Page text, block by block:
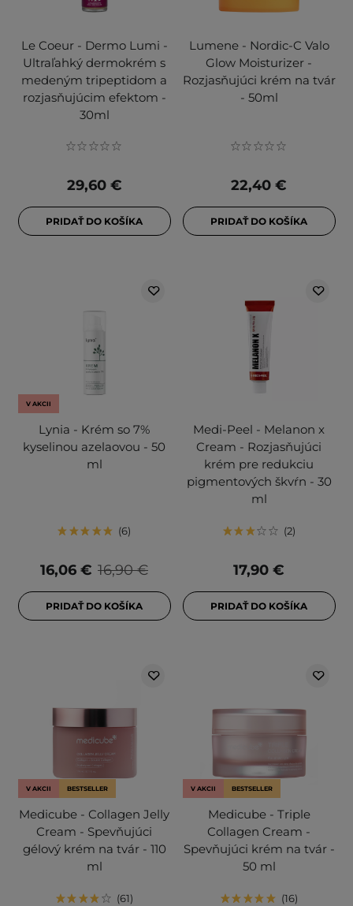
Le Coeur - Dermo Lumi -
Ultraľahký dermokrém s
medeným tripeptidom a
rozjasňujúcim efektom -
30ml
29,60 €
PRIDAŤ DO KOŠÍKA
Lumene - Nordic-C Valo
Glow Moisturizer -
Rozjasňujúci krém na tvár
- 50ml
22,40 €
PRIDAŤ DO KOŠÍKA
V AKCII
Lynia - Krém so 7%
kyselinou azelaovou - 50
ml
6
16,90 €
16,06 €
PRIDAŤ DO KOŠÍKA
Medi-Peel - Melanon x
Cream - Rozjasňujúci
krém pre redukciu
pigmentových škvŕn - 30
ml
2
17,90 €
PRIDAŤ DO KOŠÍKA
V AKCII BESTSELLER
Medicube - Collagen Jelly
Cream - Spevňujúci
gélový krém na tvár - 110
ml
61
V AKCII BESTSELLER
Medicube - Triple
Collagen Cream -
Spevňujúci krém na tvár -
50 ml
16